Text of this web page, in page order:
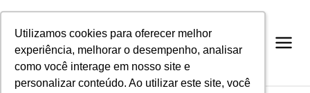
Utilizamos cookies para oferecer melhor
experiência, melhorar o desempenho, analisar
como você interage em nosso site e
personalizar conteúdo. Ao utilizar este site, você
Utilizamos cookies para oferecer melhor
experiência, melhorar o desempenho, analisar
como você interage em nosso site e
personalizar conteúdo. Ao utilizar este site, você